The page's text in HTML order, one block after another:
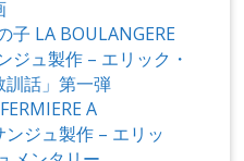
子 LA BOULANGERE
ジュ製作 – エリック・
訓話」第一弾
A
ジュ製作 – エリッ